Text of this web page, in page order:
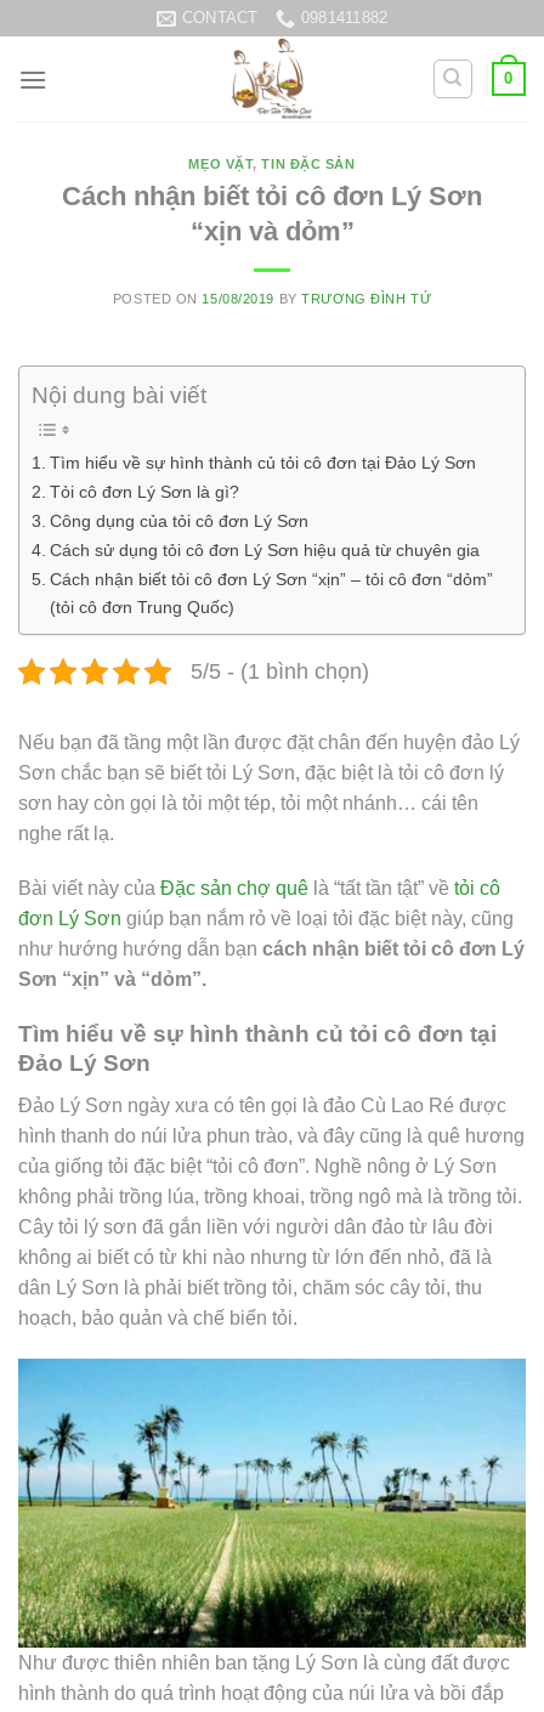
content
CONTACT 0981411882
0
MẸO VẶT,TIN ĐẶC SẢN
Cách nhận biết tỏi cô đơn Lý Sơn
“xịn và dỏm”
POSTED ON 15/08/2019 BYTRƯƠNG ĐÌNH TỨ
Nội dung bài viết
Tìm hiểu về sự hình thành củ tỏi cô đơn tại Đảo Lý Sơn
Tỏi cô đơn Lý Sơn là gì?
Công dụng của tỏi cô đơn Lý Sơn
Cách sử dụng tỏi cô đơn Lý Sơn hiệu quả từ chuyên gia
Cách nhận biết tỏi cô đơn Lý Sơn “xịn” – tỏi cô đơn “dỏm”
(tỏi cô đơn Trung Quốc)
5/5 - (1 bình chọn)
Nếu bạn đã tầng một lần được đặt chân đến huyện đảo Lý
Sơn chắc bạn sẽ biết tỏi Lý Sơn, đặc biệt là tỏi cô đơn lý
sơn hay còn gọi là tỏi một tép, tỏi một nhánh… cái tên
nghe rất lạ.
Bài viết này của Đặc sản chợ quê là “tất tần tật” về tỏi cô
đơn Lý Sơn giúp bạn nắm rỏ về loại tỏi đặc biệt này, cũng
như hướng hướng dẫn bạn cách nhận biết tỏi cô đơn Lý
Sơn “xịn” và “dỏm”.
Tìm hiểu về sự hình thành củ tỏi cô đơn tại
Đảo Lý Sơn
Đảo Lý Sơn ngày xưa có tên gọi là đảo Cù Lao Ré được
hình thanh do núi lửa phun trào, và đây cũng là quê hương
của giống tỏi đặc biệt “tỏi cô đơn”. Nghề nông ở Lý Sơn
không phải trồng lúa, trồng khoai, trồng ngô mà là trồng tỏi.
Cây tỏi lý sơn đã gắn liền với người dân đảo từ lâu đời
không ai biết có từ khi nào nhưng từ lớn đến nhỏ, đã là
dân Lý Sơn là phải biết trồng tỏi, chăm sóc cây tỏi, thu
hoạch, bảo quản và chế biến tỏi.
Như được thiên nhiên ban tặng Lý Sơn là cùng đất được
hình thành do quá trình hoạt động của núi lửa và bồi đắp